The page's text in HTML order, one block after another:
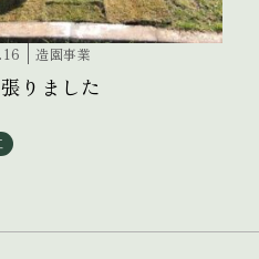
造園事業
りました